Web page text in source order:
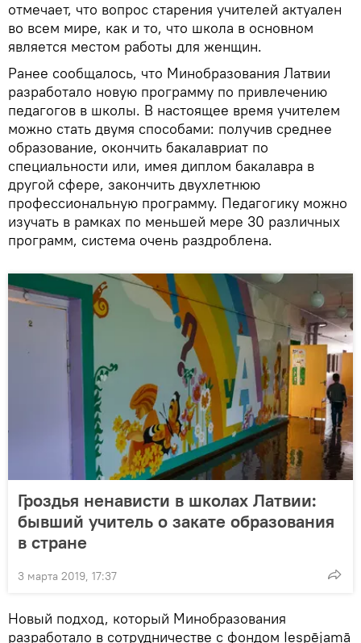
отмечает, что вопрос старения учителей актуален
во всем мире, как и то, что школа в основном
является местом работы для женщин.
Ранее сообщалось, что Минобразования Латвии
разработало новую программу по привлечению
педагогов в школы. В настоящее время учителем
можно стать двумя способами: получив среднее
образование, окончить бакалавриат по
специальности или, имея диплом бакалавра в
другой сфере, закончить двухлетнюю
профессиональную программу. Педагогику можно
изучать в рамках по меньшей мере 30 различных
программ, система очень раздроблена.
Гроздья ненависти в школах Латвии:
бывший учитель о закате образования
в стране
3 марта 2019, 17:37
Новый подход, который Минобразования
разработало в сотрудничестве с фондом Iespējamā